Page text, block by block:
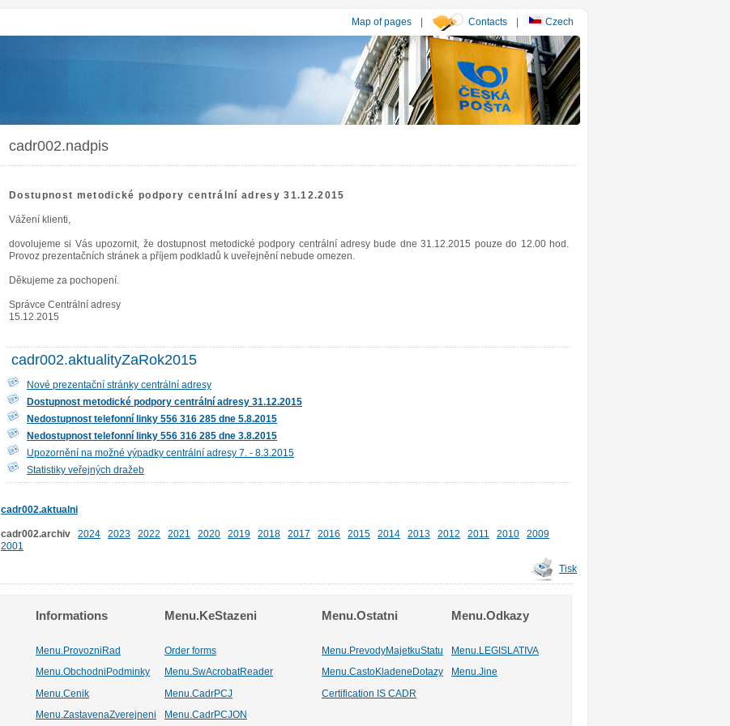
Map of pages | Contacts | Czech
cadr002.nadpis
Dostupnost metodické podpory centrální adresy 31.12.2015
Vážení klienti,
dovolujeme si Vás upozornit, že dostupnost metodické podpory centrální adresy bude dne 31.12.2015 pouze do 12.00 hod.
Provoz prezentačních stránek a příjem podkladů k uveřejnění nebude omezen.
Děkujeme za pochopení.
Správce Centrální adresy
15.12.2015
cadr002.aktualityZaRok2015
Nové prezentační stránky centrální adresy
Dostupnost metodické podpory centrální adresy 31.12.2015
Nedostupnost telefonní linky 556 316 285 dne 5.8.2015
Nedostupnost telefonní linky 556 316 285 dne 3.8.2015
Upozornění na možné výpadky centrální adresy 7. - 8.3.2015
Statistiky veřejných dražeb
cadr002.aktualni
cadr002.archiv 2024 2023 2022 2021 2020 2019 2018 2017 2016 2015 2014 2013 2012 2011 2010
2009
2001
Tisk
Informations Menu.KeStazeni Menu.Ostatni Menu.Odkazy
Menu.ProvozniRad Order forms Menu.PrevodyMajetkuStatu
Menu.LEGISLATIVA
Menu.ObchodniPodminky
Menu.SwAcrobatReader Menu.CastoKladeneDotazy Menu.Jine
Menu.Cenik Menu.CadrPCJ
Certification IS CADR
Menu.ZastavenaZverejneni
Menu.CadrPCJON